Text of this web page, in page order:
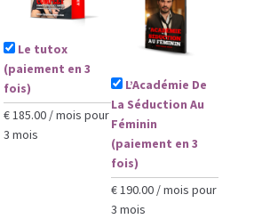
Le tutox
(paiement en 3
fois)
€ 185.00 / mois pour
3 mois
L’Académie De
La Séduction Au
Féminin
(paiement en 3
fois)
€190.00 / mois pour
3 mois